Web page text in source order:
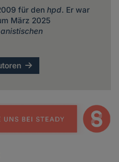
für den hpd. Er war
März 2025